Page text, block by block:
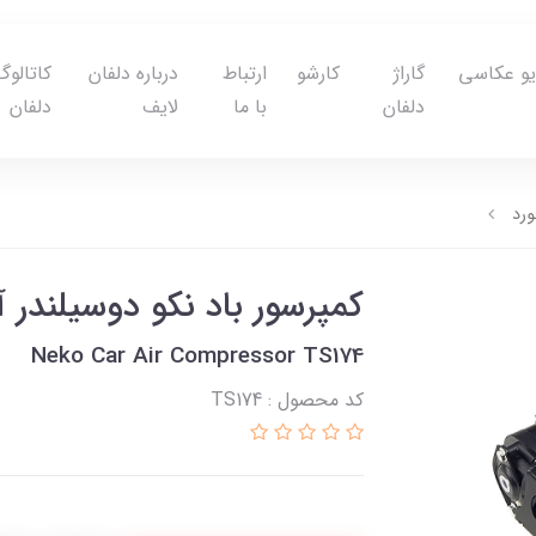
عکاسی
گاراژ
دلفان
کارشو
ارتباط
با ما
درباره دلفان
لایف
دلفان
کمپرسور باد نکو دوسیلندر
Neko Car Air Compressor TS174
کد محصول : TS174